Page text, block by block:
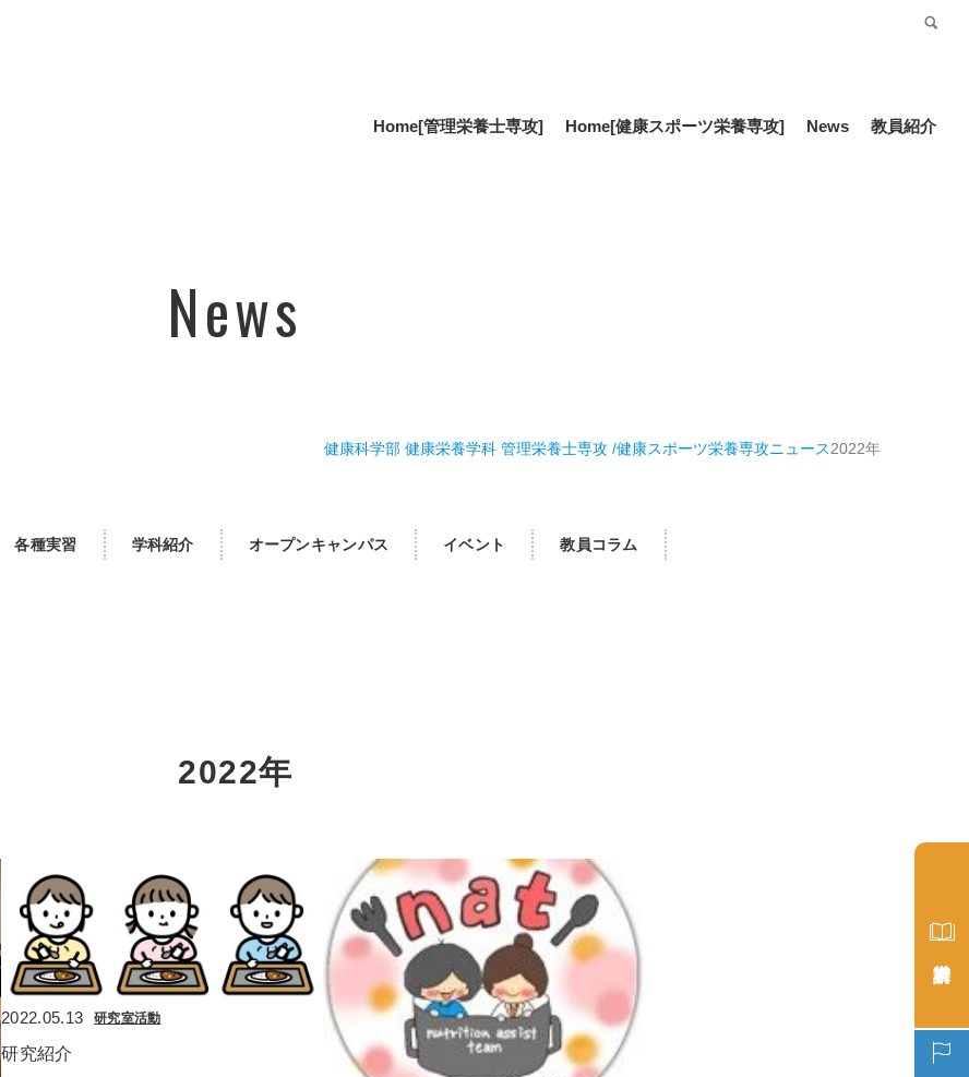
Home[管理栄養士専攻] Home[健康スポーツ栄養専攻] News 教員紹介
News
健康科学部 健康栄養学科 管理栄養士専攻 /健康スポーツ栄養専攻ニュース2022年
各種実習 学科紹介 オープンキャンパス イベント
教員コラム
2022年
2022.05.13 研究室活動
研究紹介